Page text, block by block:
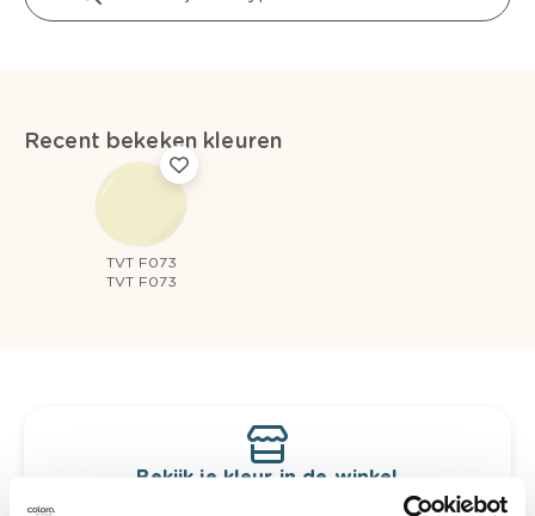
Recent bekeken kleuren
TVT F073
TVT F073
Bekijk je kleur in de winkel
Ontdek er kleurechte stalen van je